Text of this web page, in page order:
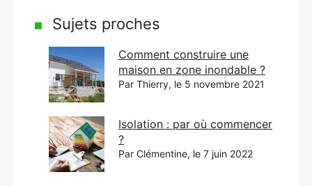
Sujets proches
Comment construire une
maison en zone inondable ?
Par Thierry, le 5 novembre 2021
Isolation : par où commencer
?
Par Clémentine, le 7 juin 2022